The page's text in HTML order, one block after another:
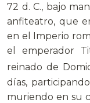
72 d. C., bajo
anfiteatro, que
en el Imperio
el emperador
reinado de
días,
muriendo en su